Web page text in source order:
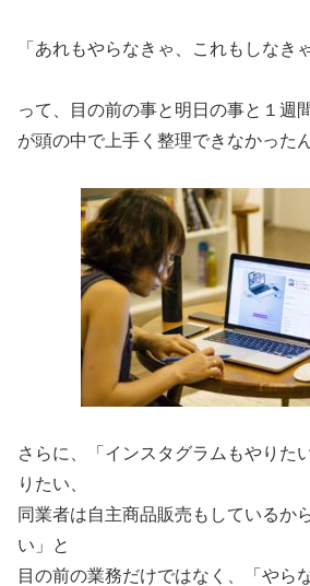
「あれもやらなきゃ、これもしなきゃ
って、目の前の事と明日の事と１週
が頭の中で上手く整理できなかった
さらに、「インスタグラムもやりた
りたい、
同業者は自主商品販売もしているか
い」と
目の前の業務だけではなく、「やら